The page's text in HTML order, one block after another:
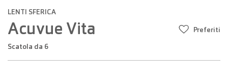
LENTI SFERICA
Acuvue Vita
scatola da 6
Preferiti